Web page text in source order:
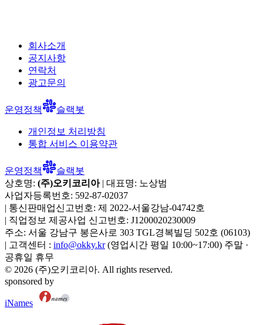
회사소개
공지사항
연락처
광고문의
운영정책 슬랙봇
개인정보 처리방침
통합 서비스 이용약관
운영정책
슬랙봇
상호명: (주)오키코리아| 대표명: 노상범
사업자등록번호: 592-87-02037
| 통신판매업신고번호: 제 2022-서울강남-04742호
| 직업정보 제공사업 신고번호: J1200020230009
주소: 서울 강남구 봉은사로 303 TGL경복빌딩 502호 (06103)
| 고객센터 : info@okky.kr (영업시간 평일 10:00~17:00) 주말 ·
공휴일 휴무
© 2026 (주)오키코리아. All rights reserved.
sponsored by
iNames